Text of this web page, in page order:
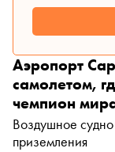
Аэропорт
самолетом,
чемпион
Воздушное
приземления